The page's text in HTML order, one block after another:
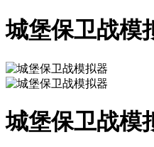
城堡保卫战模
城堡保卫战模